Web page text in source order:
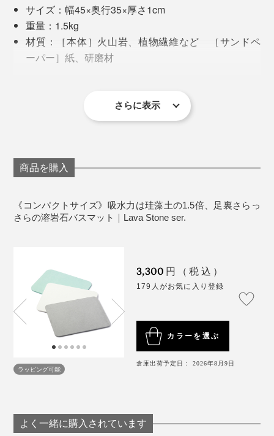
写真左から、グリーン、ホワイト、グレー
脱衣所のサイズやインテリアによって、お好みの１枚を
チョイスしてください。
酸)ガス、濃度100ppmに調整した悪臭成分(アンモニア)ガス、濃20ppmに調整した
悪臭成分(イソ吉草酸)ガスを、それぞれ のテドラーバッグ内に10L入れ、 試験開
始6分後の悪臭成分濃度を検知管にて測定。
上グラフの「酢酸臭」は足の裏の酸っぱいような臭い、
臭」は足や汗の臭い。いずれも珪藻土より減少していま
ので、安心して使えます。
目には見えなくても、表面には汚れが吸着しているも
の。目づまりしないように定期的に落とすことが、吸水
性を保つポイントです。
さい。目の細かさが＃320や＃400のものが適していま
家族の人数や使う頻度にもよりますが、たったこれだけ
のお手入れで、数年は大丈夫です。
大量の水を含むと、劣化・破損の原因になります。
そして何と言ってもお手入れのラクさ！
こともない。週末に天気が悪くて洗濯できなくてもニオ
イが気にならない！
サイズ：幅45×奥行35×厚さ1cm
重量：1.5kg
材質：［本体］火山岩、植物繊維など ［サンドペ
ーパー］紙、研磨材
本来の目的以外での使用は控えてください。事故や
特性上、表面にかけや微量な粉が出てきますが、成
分から自然に出てくるものであるため、品質上問題
裏面に加工は施していないため、床に傷がつく場合
があります。
直接お湯・水のかかる場所や、浴室内に持ち込んで
使用しないでください。
長時間お湯や水に浸したり、大量にお湯・水を掛け
たりしないでください。老化、破損の原因になりま
数回使用ごとに陰干ししてください。天日干しや暖
房機での乾燥はしないでください。反りや割れの原
い。
ご使用後はよく乾燥させてからマットを立てた状態
さらに表示
商品を購入
《コンパクトサイズ》吸水力は珪藻土の1.5倍、足裏さらっ
さらの溶岩石バスマット｜Lava Stone ser.
ラッピング可能
3,300 円（税込）
179人がお気に入り登録
カラーを選ぶ
倉庫出荷予定日： 2026年8月9日
よく一緒に購入されています